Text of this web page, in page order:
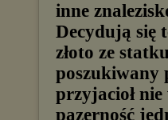
inne
Decydują się
złoto ze
poszukiwany
przyjacioł
pazerność